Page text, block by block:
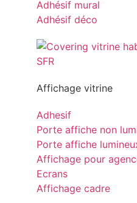
Adhésif mural
Adhésif déco
Affichage vitrine
Adhesif
Porte affiche non
Porte affiche
Affichage pour
Ecrans
Affichage cadre